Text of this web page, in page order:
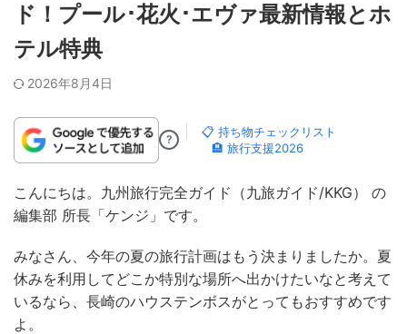
ド！プール･花火･エヴァ最新情報とホ
テル特典
2026年8月4日
?
📋 持ち物チェックリスト
🏨 旅行支援2026
こんにちは。九州旅行完全ガイド（九旅ガイド/KKG） の
編集部 所長「ケンジ」です。
みなさん、今年の夏の旅行計画はもう決まりましたか。夏
休みを利用してどこか特別な場所へ出かけたいなと考えて
いるなら、長崎のハウステンボスがとってもおすすめです
よ。